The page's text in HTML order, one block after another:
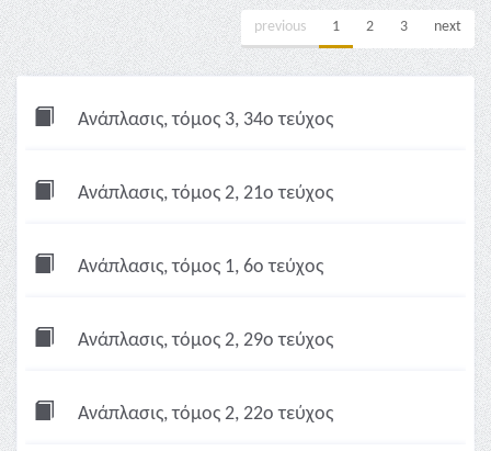
previous 1 2 3 next
Ανάπλασις, τόμος 3, 34ο τεύχος
Ανάπλασις, τόμος 2, 21ο τεύχος
Ανάπλασις, τόμος 1, 6ο τεύχος
Ανάπλασις, τόμος 2, 29ο τεύχος
Ανάπλασις, τόμος 2, 22ο τεύχος